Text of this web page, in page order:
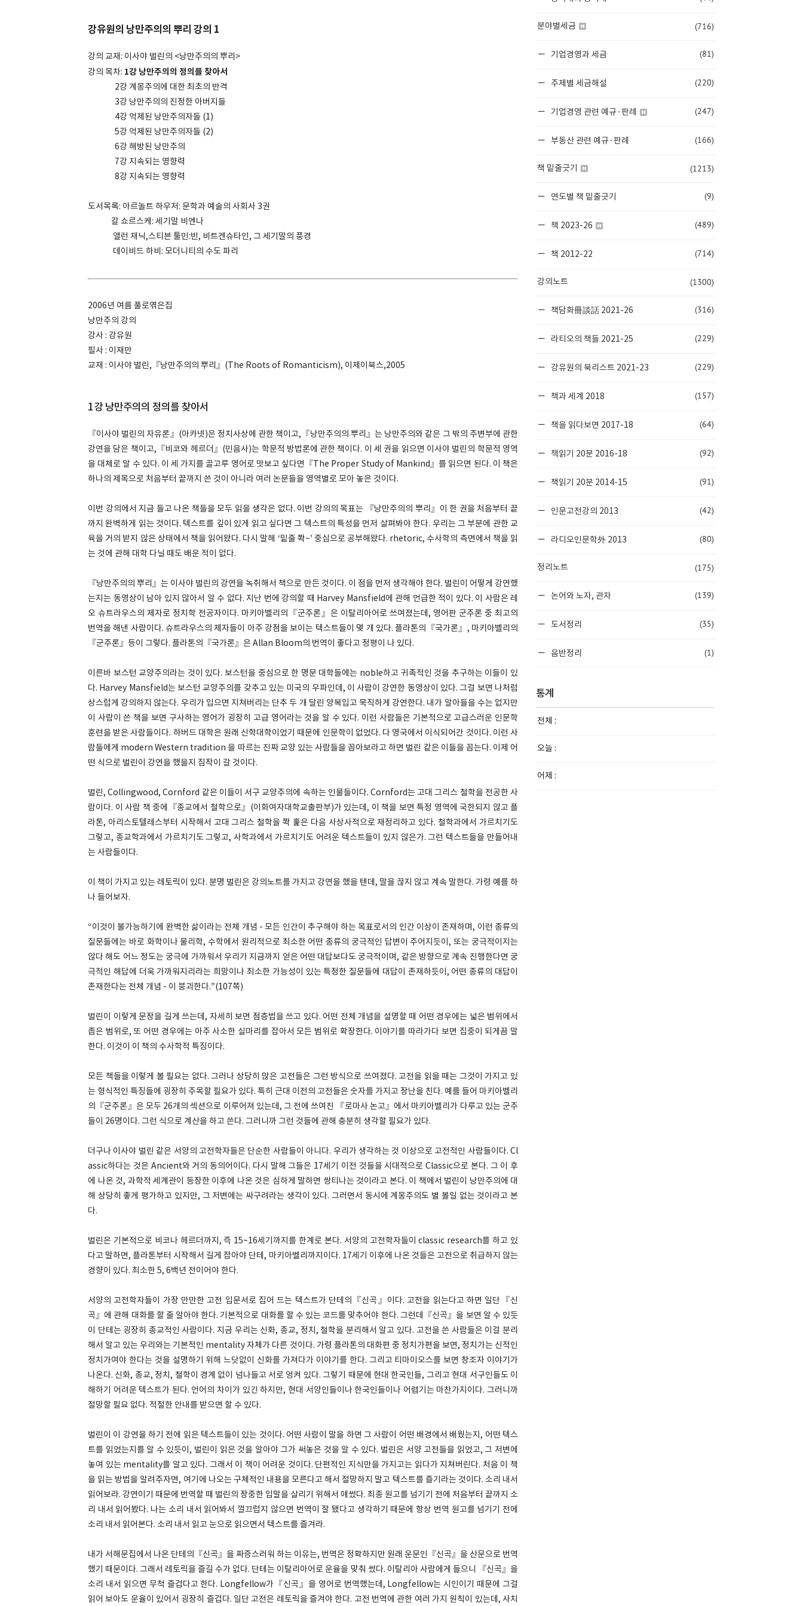
강유원의 낭만주의의 뿌리 강의 1
강의 교재: 이사야 벌린의 <낭만주의의 뿌리>
강의 목차: 1강 낭만주의의 정의를 찾아서
2강 계몽주의에 대한 최초의 반격
3강 낭만주의의 진정한 아버지들
4강 억제된 낭만주의자들 (1)
5강 억제된 낭만주의자들 (2)
6강 해방된 낭만주의
7강 지속되는 영향력
8강 지속되는 영향력
도서목록: 아르놀트 하우저: 문학과 예술의 사회사 3권
칼 쇼르스케: 세기말 비엔나
앨런 재닉,스티븐 툴민:빈, 비트겐슈타인, 그 세기말의 풍경
데이비드 하비: 모더니티의 수도 파리
2006년 여름 풀로엮은집
낭만주의 강의
강사 : 강유원
필사 : 이재만
교재 : 이사야 벌린,『낭만주의의 뿌리』(The Roots of Romanticism), 이제이북스,2005
1강 낭만주의의 정의를 찾아서
『이사야 벌린의 자유론』(아카넷)은 정치사상에 관한 책이고,『낭만주의의 뿌리』는 낭만주의와 같은 그 밖의 주변부에 관한
강연을 담은 책이고,『비코와 헤르더』(민음사)는 학문적 방법론에 관한 책이다. 이 세 권을 읽으면 이사야 벌린의 학문적 영역
을 대체로 알 수 있다. 이 세 가지를 골고루 영어로 맛보고 싶다면『The Proper Study of Mankind』를 읽으면 된다. 이 책은
하나의 제목으로 처음부터 끝까지 쓴 것이 아니라 여러 논문들을 영역별로 모아 놓은 것이다.
이번 강의에서 지금 들고 나온 책들을 모두 읽을 생각은 없다. 이번 강의의 목표는 『낭만주의의 뿌리』이 한 권을 처음부터 끝
까지 완벽하게 읽는 것이다. 텍스트를 깊이 있게 읽고 싶다면 그 텍스트의 특성을 먼저 살펴봐야 한다. 우리는 그 부분에 관한 교
육을 거의 받지 않은 상태에서 책을 읽어왔다. 다시 말해 ‘밑줄 쫙~’ 중심으로 공부해왔다. rhetoric, 수사학의 측면에서 책을 읽
는 것에 관해 대학 다닐 때도 배운 적이 없다.
『낭만주의의 뿌리』는 이사야 벌린의 강연을 녹취해서 책으로 만든 것이다. 이 점을 먼저 생각해야 한다. 벌린이 어떻게 강연했
는지는 동영상이 남아 있지 않아서 알 수 없다. 지난 번에 강의할 때 Harvey Mansfield에 관해 언급한 적이 있다. 이 사람은 레
오 슈트라우스의 제자로 정치학 전공자이다. 마키아벨리의『군주론』은 이탈리아어로 쓰여졌는데, 영어판 군주론 중 최고의
번역을 해낸 사람이다. 슈트라우스의 제자들이 아주 강점을 보이는 텍스트들이 몇 개 있다. 플라톤의『국가론』, 마키아벨리의
『군주론』등이 그렇다. 플라톤의『국가론』은 Allan Bloom의 번역이 좋다고 정평이 나 있다.
이른바 보스턴 교양주의라는 것이 있다. 보스턴을 중심으로 한 명문 대학들에는 noble하고 귀족적인 것을 추구하는 이들이 있
다. Harvey Mansfield는 보스턴 교양주의를 갖추고 있는 미국의 우파인데, 이 사람이 강연한 동영상이 있다. 그걸 보면 나처럼
상스럽게 강의하지 않는다. 우리가 입으면 지쳐버리는 단추 두 개 달린 양복입고 묵직하게 강연한다. 내가 알아들을 수는 없지만
이 사람이 쓴 책을 보면 구사하는 영어가 굉장히 고급 영어라는 것을 알 수 있다. 이런 사람들은 기본적으로 고급스러운 인문학
훈련을 받은 사람들이다. 하버드 대학은 원래 신학대학이었기 때문에 인문학이 없었다. 다 영국에서 이식되어간 것이다. 이런 사
람들에게 modern Western tradition 을 따르는 진짜 교양 있는 사람들을 꼽아보라고 하면 벌린 같은 이들을 꼽는다. 이제 어
떤 식으로 벌린이 강연을 했을지 짐작이 갈 것이다.
벌린, Collingwood, Cornford 같은 이들이 서구 교양주의에 속하는 인물들이다. Cornford는 고대 그리스 철학을 전공한 사
람이다. 이 사람 책 중에『종교에서 철학으로』(이화여자대학교출판부)가 있는데, 이 책을 보면 특정 영역에 국한되지 않고 플
라톤, 아리스토텔레스부터 시작해서 고대 그리스 철학을 쫙 훑은 다음 사상사적으로 재정리하고 있다. 철학과에서 가르치기도
그렇고, 종교학과에서 가르치기도 그렇고, 사학과에서 가르치기도 어려운 텍스트들이 있지 않은가. 그런 텍스트들을 만들어내
는 사람들이다.
이 책이 가지고 있는 레토릭이 있다. 분명 벌린은 강의노트를 가지고 강연을 했을 텐데, 말을 끊지 않고 계속 말한다. 가령 예를 하
나 들어보자.
“이것이 불가능하기에 완벽한 삶이라는 전체 개념 - 모든 인간이 추구해야 하는 목표로서의 인간 이상이 존재하며, 이런 종류의
질문들에는 바로 화학이나 물리학, 수학에서 원리적으로 최소한 어떤 종류의 궁극적인 답변이 주어지듯이, 또는 궁극적이지는
않다 해도 어느 정도는 궁극에 가까워서 우리가 지금까지 얻은 어떤 대답보다도 궁극적이며, 같은 방향으로 계속 진행한다면 궁
극적인 해답에 더욱 가까워지리라는 희망이나 최소한 가능성이 있는 특정한 질문들에 대답이 존재하듯이, 어떤 종류의 대답이
존재한다는 전체 개념 - 이 붕괴한다.”(107쪽)
벌린이 이렇게 문장을 길게 쓰는데, 자세히 보면 점층법을 쓰고 있다. 어떤 전체 개념을 설명할 때 어떤 경우에는 넓은 범위에서
좁은 범위로, 또 어떤 경우에는 아주 사소한 실마리를 잡아서 모든 범위로 확장한다. 이야기를 따라가다 보면 집중이 되게끔 말
한다. 이것이 이 책의 수사학적 특징이다.
모든 책들을 이렇게 볼 필요는 없다. 그러나 상당히 많은 고전들은 그런 방식으로 쓰여졌다. 고전을 읽을 때는 그것이 가지고 있
는 형식적인 특징들에 굉장히 주목할 필요가 있다. 특히 근대 이전의 고전들은 숫자를 가지고 장난을 친다. 예를 들어 마키아벨리
의『군주론』은 모두 26개의 섹션으로 이루어져 있는데, 그 전에 쓰여진 『로마사 논고』에서 마키아벨리가 다루고 있는 군주
들이 26명이다. 그런 식으로 계산을 하고 쓴다. 그러니까 그런 것들에 관해 충분히 생각할 필요가 있다.
더구나 이사야 벌린 같은 서양의 고전학자들은 단순한 사람들이 아니다. 우리가 생각하는 것 이상으로 고전적인 사람들이다. Cl
assic하다는 것은 Ancient와 거의 동의어이다. 다시 말해 그들은 17세기 이전 것들을 시대적으로 Classic으로 본다. 그 이 후
에 나온 것, 과학적 세계관이 등장한 이후에 나온 것은 심하게 말하면 쌍티나는 것이라고 본다. 이 책에서 벌린이 낭만주의에 대
해 상당히 좋게 평가하고 있지만, 그 저변에는 싸구려라는 생각이 있다. 그러면서 동시에 계몽주의도 별 볼일 없는 것이라고 본
다.
벌린은 기본적으로 비코나 헤르더까지, 즉 15~16세기까지를 한계로 본다. 서양의 고전학자들이 classic research를 하고 있
다고 말하면, 플라톤부터 시작해서 길게 잡아야 단테, 마키아벨리까지이다. 17세기 이후에 나온 것들은 고전으로 취급하지 않는
경향이 있다. 최소한 5, 6백년 전이어야 한다.
서양의 고전학자들이 가장 만만한 고전 입문서로 집어 드는 텍스트가 단테의『신곡』이다. 고전을 읽는다고 하면 일단『신
곡』에 관해 대화를 할 줄 알아야 한다. 기본적으로 대화를 할 수 있는 코드를 맞추어야 한다. 그런데『신곡』을 보면 알 수 있듯
이 단테는 굉장히 종교적인 사람이다. 지금 우리는 신화, 종교, 정치, 철학을 분리해서 알고 있다. 고전을 쓴 사람들은 이걸 분리
해서 알고 있는 우리와는 기본적인 mentality 자체가 다른 것이다. 가령 플라톤의 대화편 중 정치가편을 보면, 정치가는 신적인
정치가여야 한다는 것을 설명하기 위해 느닷없이 신화를 가져다가 이야기를 한다. 그리고 티마이오스를 보면 창조자 이야기가
나온다. 신화, 종교, 정치, 철학이 경계 없이 넘나들고 서로 엉켜 있다. 그렇기 때문에 현대 한국인들, 그리고 현대 서구인들도 이
해하기 어려운 텍스트가 된다. 언어의 차이가 있긴 하지만, 현대 서양인들이나 한국인들이나 어렵기는 마찬가지이다. 그러니까
절망할 필요 없다. 적절한 안내를 받으면 할 수 있다.
벌린이 이 강연을 하기 전에 읽은 텍스트들이 있는 것이다. 어떤 사람이 말을 하면 그 사람이 어떤 배경에서 배웠는지, 어떤 텍스
트를 읽었는지를 알 수 있듯이, 벌린이 읽은 것을 알아야 그가 써놓은 것을 알 수 있다. 벌린은 서양 고전들을 읽었고, 그 저변에
놓여 있는 mentality를 알고 있다. 그래서 이 책이 어려운 것이다. 단편적인 지식만을 가지고는 읽다가 지쳐버린다. 처음 이 책
을 읽는 방법을 알려주자면, 여기에 나오는 구체적인 내용을 모른다고 해서 절망하지 말고 텍스트를 즐기라는 것이다. 소리 내서
읽어보라. 강연이기 때문에 번역할 때 벌린의 장중한 입말을 살리기 위해서 애썼다. 최종 원고를 넘기기 전에 처음부터 끝까지 소
리 내서 읽어봤다. 나는 소리 내서 읽어봐서 껄끄럽지 않으면 번역이 잘 됐다고 생각하기 때문에 항상 번역 원고를 넘기기 전에
소리 내서 읽어본다. 소리 내서 읽고 눈으로 읽으면서 텍스트를 즐겨라.
내가 서해문집에서 나온 단테의『신곡』을 짜증스러워 하는 이유는, 번역은 정확하지만 원래 운문인『신곡』을 산문으로 번역
했기 때문이다. 그래서 레토릭을 즐길 수가 없다. 단테는 이탈리아어로 운율을 맞춰 썼다. 이탈리아 사람에게 들으니 『신곡』을
소리 내서 읽으면 무척 즐겁다고 한다. Longfellow가『신곡』을 영어로 번역했는데, Longfellow는 시인이기 때문에 그걸
읽어 보아도 운율이 있어서 굉장히 즐겁다. 일단 고전은 레토릭을 즐겨야 한다. 고전 번역에 관한 여러 가지 원칙이 있는데, 사치
분야별세금 (716)
기업경영과 세금 (81)
주제별 세금해설 (220)
기업경영 관련 예규·판례 (247)
부동산 관련 예규·판례 (166)
책 밑줄긋기 (1213)
연도별 책 밑줄긋기 (9)
책 2023-26 (489)
책 2012-22 (714)
강의노트 (1300)
책담화冊談話 2021-26 (316)
라티오의 책들 2021-25 (229)
강유원의 북리스트 2021-23 (229)
책과 세계 2018 (157)
책을 읽다보면 2017-18 (64)
책읽기 20분 2016-18 (92)
책읽기 20분 2014-15 (91)
인문고전강의 2013 (42)
라디오인문학外 2013 (80)
정리노트 (175)
논어와 노자, 관자 (139)
도서정리 (35)
음반정리 (1)
통계
전체 :
오늘 :
어제 :